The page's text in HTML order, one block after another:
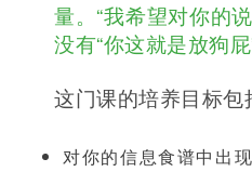
量。“我希望对你的
没有“你这就是放狗屁
这门课的培养目标包
对你的信息食谱中出